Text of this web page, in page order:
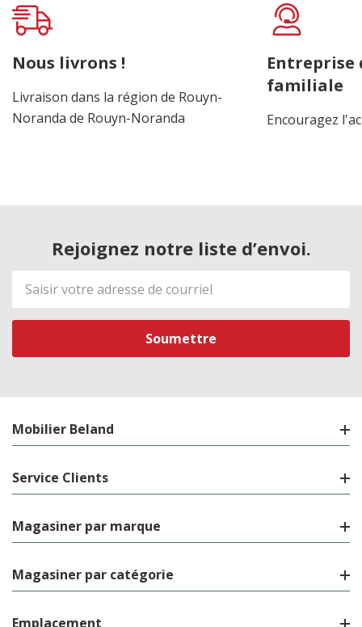
Onglet
personnalisé
Nous livrons !
Livraison dans la région de Rouyn-
Noranda de Rouyn-Noranda
Entreprise
familiale
Encouragez
Rejoignez notre liste d’envoi.
Adresse
de
courriel
Mobilier Beland
Service Clients
Magasiner par marque
Magasiner par catégorie
Emplacement